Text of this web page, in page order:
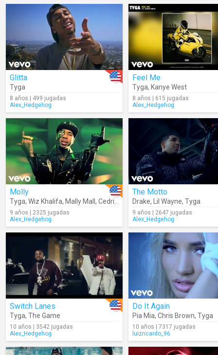
Glitta
Tyga
8 años | 499 jugadas
Alex_Hedgehog
Feel Me
Tyga, Kanye West
8 años | 615 jugadas
Alex_Hedgehog
Molly
Tyga, Wiz Khalifa, Mally Mall , Cedric Gervais
9 años | 2325 jugadas
Alex_Hedgehog
The Motto
Drake, Lil Wayne, Tyga
9 años | 2647 jugadas
Alex_Hedgehog
Switch Lanes
Tyga, The Game
10 años | 3542 jugadas
Alex_Hedgehog
Do It Again
Pia Mia, Chris Brown, Tyga
10 años | 7317 jugadas
luizricardo_96